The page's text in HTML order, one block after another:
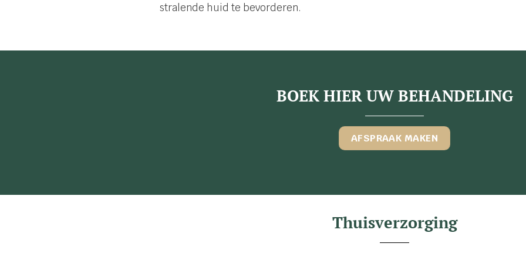
stralende huid te bevorderen.
BOEK HIER UW BEHANDELING
AFSPRAAK MAKEN
Thuisverzorging